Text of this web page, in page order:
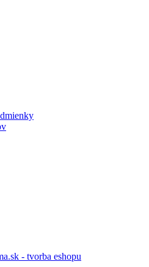
- tvorba eshopu